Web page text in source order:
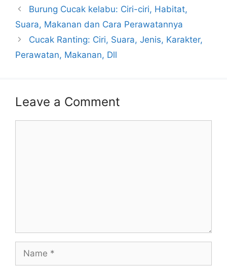
Burung Cucak kelabu: Ciri-ciri, Habitat,
Suara, Makanan dan Cara Perawatannya
Cucak Ranting: Ciri, Suara, Jenis, Karakter,
Perawatan, Makanan, Dll
Leave a Comment